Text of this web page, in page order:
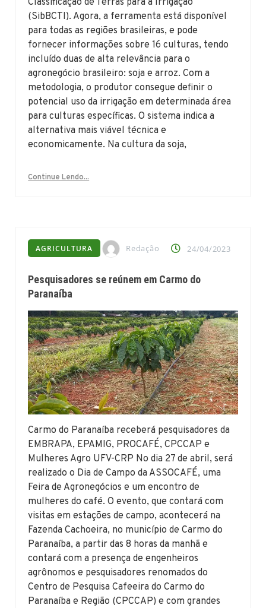
(SibBCTI). Agora, a ferramenta está disponível
para todas as regiões brasileiras, e pode
fornecer informações sobre 16 culturas, tendo
incluído duas de alta relevância para o
agronegócio brasileiro: soja e arroz. Com a
metodologia, o produtor consegue definir o
potencial uso da irrigação em determinada área
para culturas específicas. O sistema indica a
alternativa mais viável técnica e
economicamente. Na cultura da soja,
Continue Lendo...
AGRICULTURA Redação 24/04/2023
Pesquisadores se reúnem em Carmo do
Paranaíba
Carmo do Paranaíba receberá pesquisadores da
EMBRAPA, EPAMIG, PROCAFÉ, CPCCAP e
Mulheres Agro UFV-CRP No dia 27 de abril, será
realizado o Dia de Campo da ASSOCAFÉ, uma
Feira de Agronegócios e um encontro de
mulheres do café. O evento, que contará com
visitas em estações de campo, acontecerá na
Fazenda Cachoeira, no município de Carmo do
Paranaíba, a partir das 8 horas da manhã e
contará com a presença de engenheiros
agrônomos e pesquisadores renomados do
Centro de Pesquisa Cafeeira do Carmo do
Paranaíba e Região (CPCCAP) e com grandes